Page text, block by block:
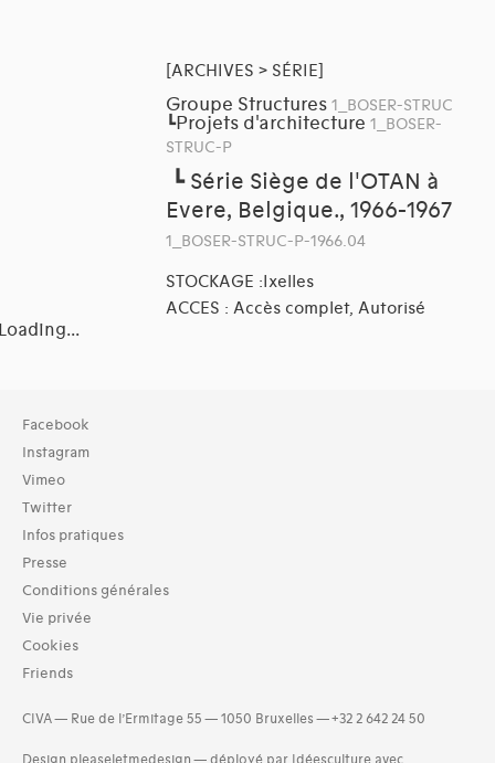
[ARCHIVES > SÉRIE]
Groupe Structures 1_BOSER-STRUC
┗Projets d'architecture 1_BOSER-
STRUC-P
┗ Série Siège de l'OTAN à
Evere, Belgique., 1966-1967
1_BOSER-STRUC-P-1966.04
STOCKAGE :Ixelles
ACCES : Accès complet, Autorisé
Collection
TOUT (6)
Archives (6)
Domaines thématiques
01-architecture domestique (8)
02-architecture agricole (2)
03-architecture artisanale et industrielle (4)
04-architecture commerciale et de services (4)
06-architecture fiscale et financière (3)
08-architecture militaire (2)
(5)
Facebook
Instagram
Vimeo
Twitter
Infos pratiques
Presse
Conditions générales
Vie privée
Cookies
Friends
CIVA — Rue de l’Ermitage 55 — 1050 Bruxelles — +32 2 642 24 50
Design pleaseletmedesign — déployé par Idéesculture avec